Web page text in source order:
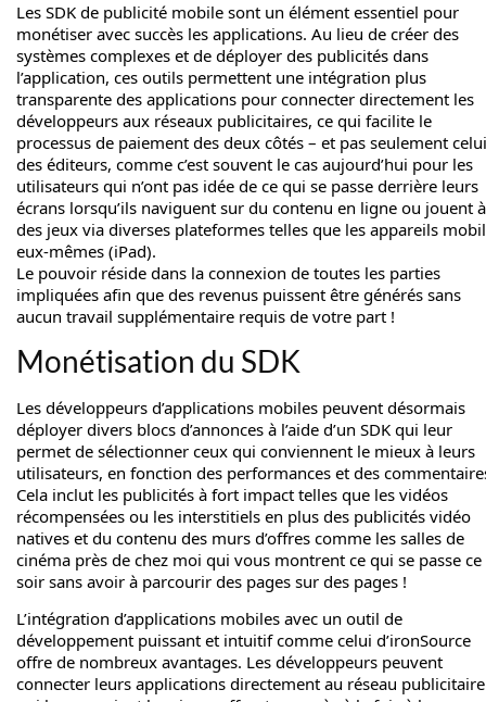
Les SDK de publicité mobile sont un élément essentiel pour
monétiser avec succès les applications. Au lieu de créer des
systèmes complexes et de déployer des publicités dans
l’application, ces outils permettent une intégration plus
transparente des applications pour connecter directement les
développeurs aux réseaux publicitaires, ce qui facilite le
processus de paiement des deux côtés – et pas seulement celui
des éditeurs, comme c’est souvent le cas aujourd’hui pour les
utilisateurs qui n’ont pas idée de ce qui se passe derrière leurs
écrans lorsqu’ils naviguent sur du contenu en ligne ou jouent à
des jeux via diverses plateformes telles que les appareils
eux-mêmes (iPad).
Le pouvoir réside dans la connexion de toutes les parties
impliquées afin que des revenus puissent être générés sans
aucun travail supplémentaire requis de votre part !
Monétisation du SDK
Les développeurs d’applications mobiles peuvent désormais
déployer divers blocs d’annonces à l’aide d’un SDK qui leur
permet de sélectionner ceux qui conviennent le mieux à leurs
utilisateurs, en fonction des performances et des
Cela inclut les publicités à fort impact telles que les vidéos
récompensées ou les interstitiels en plus des publicités vidéo
natives et du contenu des murs d’offres comme les salles de
cinéma près de chez moi qui vous montrent ce qui se passe ce
soir sans avoir à parcourir des pages sur des pages !
L’intégration d’applications mobiles avec un outil de
développement puissant et intuitif comme celui d’ironSource
offre de nombreux avantages. Les développeurs peuvent
connecter leurs applications directement au réseau publicitaire